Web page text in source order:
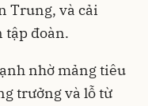
Trung, và cải
tập đoàn.
nhờ mảng tiêu
trưởng và lỗ từ